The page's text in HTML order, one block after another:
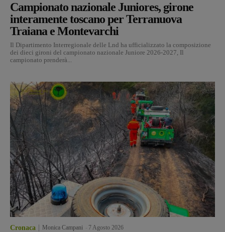
Campionato nazionale Juniores, girone
interamente toscano per Terranuova
Traiana e Montevarchi
Il Dipartimento Interregionale delle Lnd ha ufficializzato la composizione
dei dieci gironi del campionato nazionale Juniore 2026-2027, Il
campionato prenderà...
Cronaca Monica Campani 7 Agosto 2026